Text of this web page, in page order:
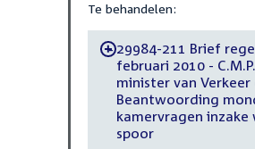
Te behandelen:
-29984-211 Brief
februari 2010 -
minister van
Beantwoording
kamervragen
spoor